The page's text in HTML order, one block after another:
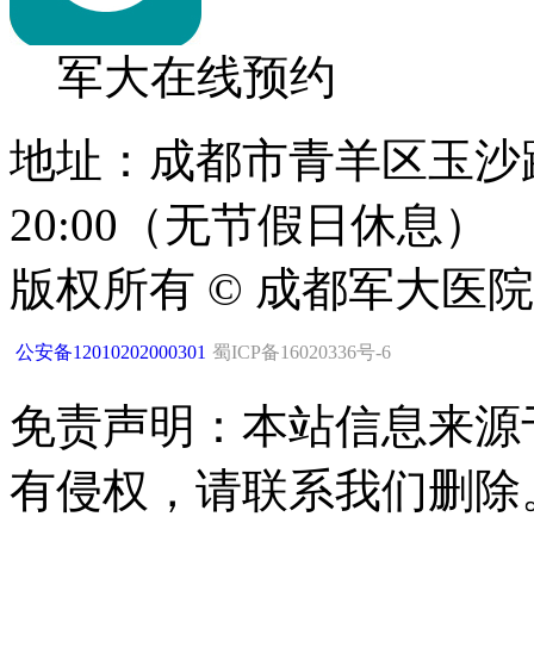
军大在线预约
地址：成都市青羊区玉
20:00（无节假日休息）
版权所有 © 成都军大医
公安备12010202000301 蜀ICP备16020336号-6
免责声明：本站信息来
有侵权，请联系我们删除